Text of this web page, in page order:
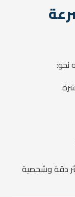
نحو:
دقة وشخصية